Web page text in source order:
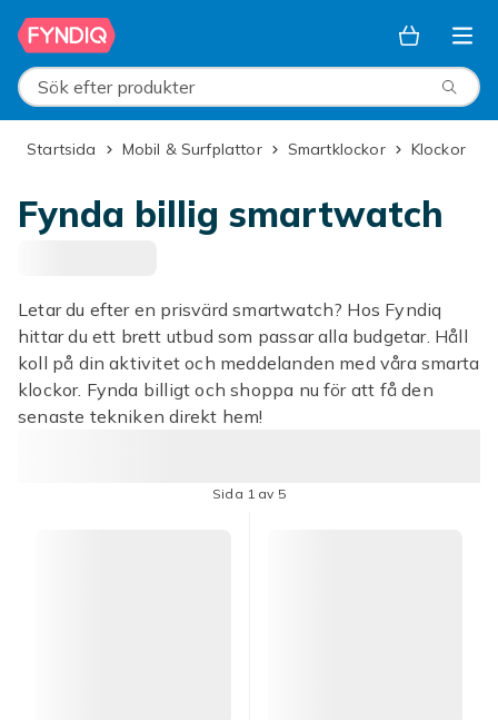
Hoppa till huvudinnehållet
Sök efter produkter
Startsida Mobil & Surfplattor Smartklockor Klockor
Fynda billig smartwatch
Letar du efter en prisvärd smartwatch? Hos Fyndiq
hittar du ett brett utbud som passar alla budgetar. Håll
koll på din aktivitet och meddelanden med våra smarta
klockor. Fynda billigt och shoppa nu för att få den
senaste tekniken direkt hem!
Sida 1 av 5